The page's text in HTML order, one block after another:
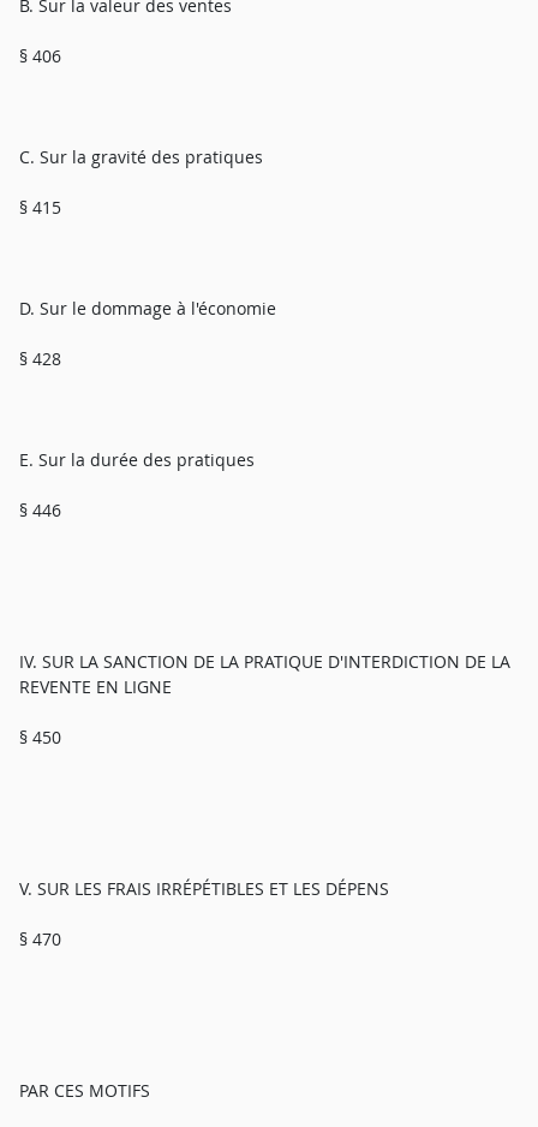
B. Sur la valeur des ventes
§ 406
C. Sur la gravité des pratiques
§ 415
D. Sur le dommage à l'économie
§ 428
E. Sur la durée des pratiques
§ 446
IV. SUR LA SANCTION DE LA PRATIQUE D'INTERDICTION DE LA
REVENTE EN LIGNE
§ 450
V. SUR LES FRAIS IRRÉPÉTIBLES ET LES DÉPENS
§ 470
PAR CES MOTIFS